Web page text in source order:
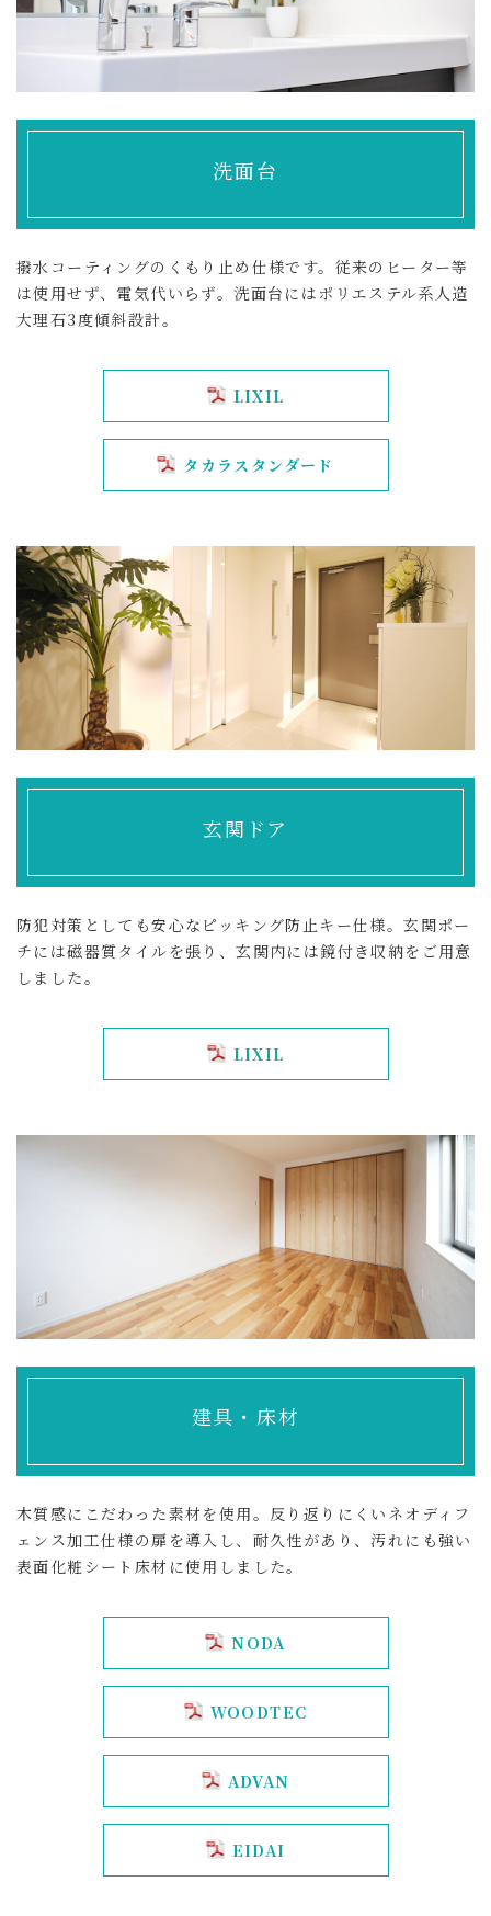
洗面台
撥水コーティングのくもり止め仕様です。従来のヒーター等
は使用せず、電気代いらず。洗面台にはポリエステル系人造
大理石3度傾斜設計。
LIXIL
タカラスタンダード
玄関ドア
防犯対策としても安心なピッキング防止キー仕様。玄関ポー
チには磁器質タイルを張り、玄関内には鏡付き収納をご用意
しました。
LIXIL
建具・床材
木質感にこだわった素材を使用。反り返りにくいネオディフ
ェンス加工仕様の扉を導入し、耐久性があり、汚れにも強い
表面化粧シート床材に使用しました。
NODA
WOODTEC
ADVAN
EIDAI